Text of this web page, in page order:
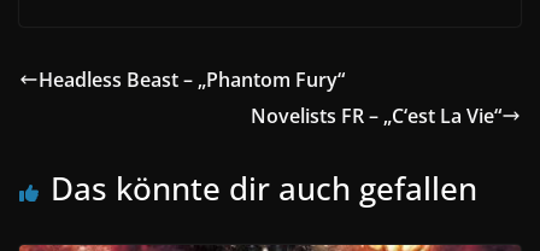
Headless Beast – „Phantom Fury“
Novelists FR – „C‘est La Vie“
Das könnte dir auch gefallen